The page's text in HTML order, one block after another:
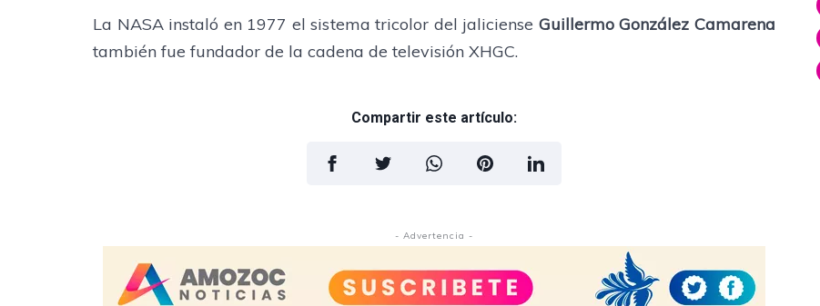
La NASA instaló en 1977 el sistema tricolor del jaliciense Guillermo González Camarena
también fue fundador de la cadena de televisión XHGC.
Compartir este artículo:
- Advertencia -